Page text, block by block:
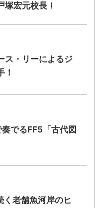
塚宏元校長！
ス・リーによるジ
！
でるFF5「古代図
く老舗魚河岸のヒ